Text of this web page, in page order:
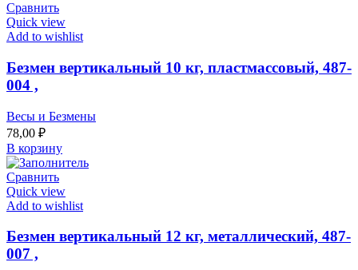
Сравнить
Quick view
Add to wishlist
Безмен вертикальный 10 кг, пластмассовый, 487-
004 ,
Весы и Безмены
78,00 ₽
В корзину
Сравнить
Quick view
Add to wishlist
Безмен вертикальный 12 кг, металлический, 487-
007 ,